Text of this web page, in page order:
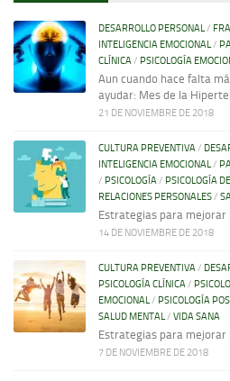
DESARROLLO PERSONAL/
INTELIGENCIA EMOCIONAL/
CLÍNICA/ PSICOLOGÍA
Aun cuando hace falta
ayudar: Mes de la
21 DE NOVIEMBRE DE 2018
CULTURA PREVENTIVA/
INTELIGENCIA EMOCIONAL/
/ PSICOLOGÍA/ PSICOLOGÍA
RELACIONES PERSONALES/
Estrategias para mejorar
14 DE NOVIEMBRE DE 2018
CULTURA PREVENTIVA/
PSICOLOGÍA CLÍNICA/
EMOCIONAL/ PSICOLOGÍA
SALUD MENTAL/ VIDA SANA
Estrategias para mejorar
7 DE NOVIEMBRE DE 2018